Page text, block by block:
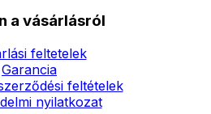
a vásárlásról
feltetelek
Garancia
feltételek
nyilatkozat